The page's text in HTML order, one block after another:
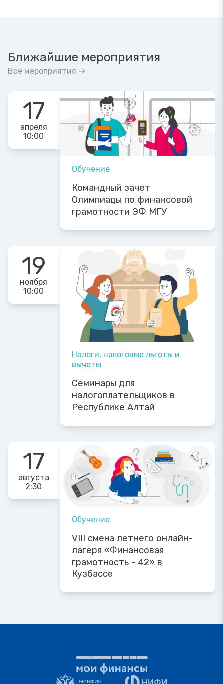
Ближайшие мероприятия
Все мероприятия →
17
апреля
10:00
Обучение
Командный зачет
Олимпиады по финансовой
грамотности ЭФ МГУ
19
ноября
10:00
Налоги, налоговые льготы и
вычеты
Семинары для
налогоплательщиков в
Республике Алтай
17
августа
2:30
Обучение
VIII смена летнего онлайн-
лагеря «Финансовая
грамотность - 42» в
Кузбассе